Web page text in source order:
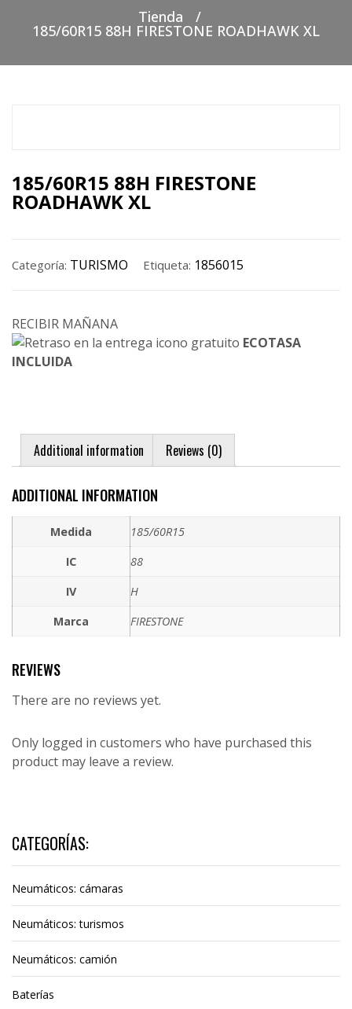
Tienda /
185/60R15 88H FIRESTONE ROADHAWK XL
185/60R15 88H FIRESTONE
ROADHAWK XL
Categoría: TURISMO Etiqueta: 1856015
RECIBIR MAÑANA
ECOTASA
INCLUIDA
Additional information Reviews (0)
ADDITIONAL INFORMATION
Medida
185/60R15
IC
88
IV
H
Marca
FIRESTONE
REVIEWS
There are no reviews yet.
Only logged in customers who have purchased this
product may leave a review.
CATEGORÍAS:
Neumáticos: cámaras
Neumáticos: turismos
Neumáticos: camión
Baterías